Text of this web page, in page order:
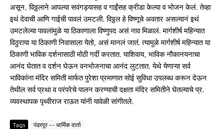
असून, विठ्ठलाने आपल्या सवंगड्यासह व गाईंसह क्रीडा केल्या व भोजन केलं. तेव्हा
इथं देवाची आणि गाईची पावलं उमटली. विठ्ठल हे विष्णूचे अवतार असल्यानं इथं
उमटलेल्या पावलांमुळे या ठिकाणाला विष्णुपद असं नाव मिळालं. मार्गशीर्ष महिन्यात
विठुराया या ठिकाणी निवासाला येतो, असं मानलं जातं. त्यामुळे मार्गशीर्ष महिन्यात या
ठिकाणी भाविक दर्शनासाठी मोठी गर्दी करतात. याशिवाय, भाविक नौकानयनाचा
आनंद घेतात व दर्शन घेऊन वनभोजनाचा आनंद लुटतात. येथे येणाऱ्या सर्व
भाविकांना मंदिर समिती मार्फत पुरेशा प्रमाणात सोई सुविधा उपलब्ध करून देऊन
तेथील सर्व प्रथा व परंपरेचे पालन करण्याची दक्षता मंदिर समितीने घेतल्याचे प्र.
व्यवस्थापक पृथ्वीराज राऊत यांनी यावेळी सांगीतले.
Tags पंढरपूर -- धार्मिक वार्ता